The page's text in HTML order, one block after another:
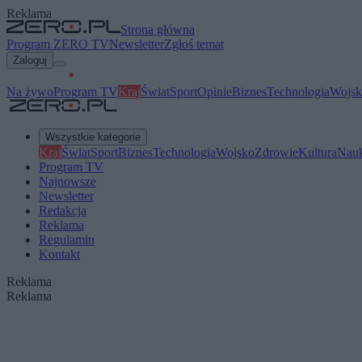
Reklama
Strona główna
Program ZERO TVNewsletterZgłoś temat
Zaloguj
Na żywoProgram TVKrajŚwiatSportOpinieBiznesTechnologia
Wszystkie kategorie
KrajŚwiatSportBiznesTechnologiaWojskoZdrowieKultura
Program TV
Najnowsze
Newsletter
Redakcja
Reklama
Regulamin
Kontakt
Reklama
Reklama